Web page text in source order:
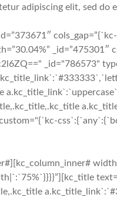
adipiscing elit, sed
_id="786573"